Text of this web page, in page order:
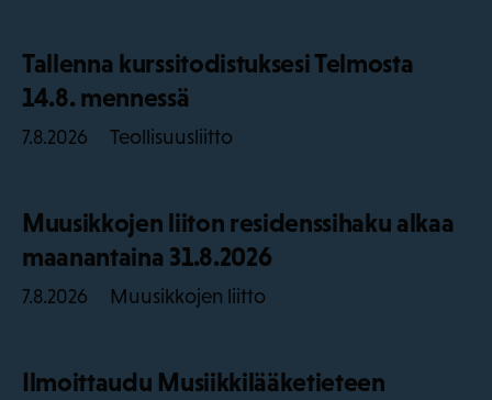
Tallenna kurssitodistuksesi Telmosta
14.8. mennessä
7.8.2026 Teollisuusliitto
Muusikkojen liiton residenssihaku alkaa
maanantaina 31.8.2026
7.8.2026 Muusikkojen liitto
Ilmoittaudu Musiikkilääketieteen